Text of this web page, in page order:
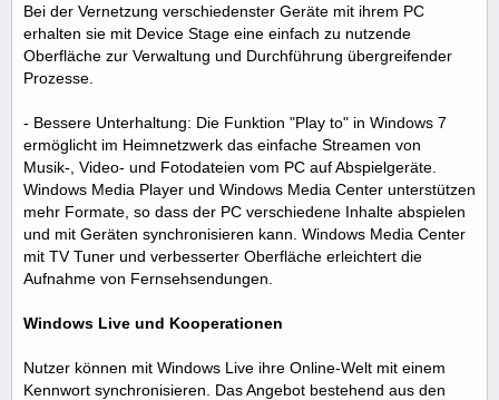
Bei der Vernetzung verschiedenster Geräte mit ihrem PC
erhalten sie mit Device Stage eine einfach zu nutzende
Oberfläche zur Verwaltung und Durchführung übergreifender
Prozesse.
- Bessere Unterhaltung: Die Funktion "Play to" in Windows 7
ermöglicht im Heimnetzwerk das einfache Streamen von
Musik-, Video- und Fotodateien vom PC auf Abspielgeräte.
Windows Media Player und Windows Media Center unterstützen
mehr Formate, so dass der PC verschiedene Inhalte abspielen
und mit Geräten synchronisieren kann. Windows Media Center
mit TV Tuner und verbesserter Oberfläche erleichtert die
Aufnahme von Fernsehsendungen.
Windows Live und Kooperationen
Nutzer können mit Windows Live ihre Online-Welt mit einem
Kennwort synchronisieren. Das Angebot bestehend aus den